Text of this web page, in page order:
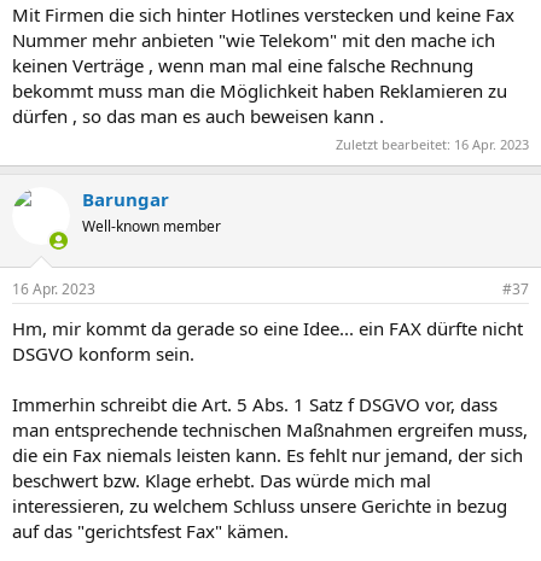
Mit Firmen die sich hinter Hotlines verstecken und keine Fax
Nummer mehr anbieten "wie Telekom" mit den mache ich
keinen Verträge , wenn man mal eine falsche Rechnung
bekommt muss man die Möglichkeit haben Reklamieren zu
dürfen , so das man es auch beweisen kann .
Zuletzt bearbeitet: 16 Apr. 2023
Barungar
Well-known member
16 Apr. 2023 #37
Hm, mir kommt da gerade so eine Idee... ein FAX dürfte nicht
DSGVO konform sein.
Immerhin schreibt die Art. 5 Abs. 1 Satz f DSGVO vor, dass
man entsprechende technischen Maßnahmen ergreifen muss,
die ein Fax niemals leisten kann. Es fehlt nur jemand, der sich
beschwert bzw. Klage erhebt. Das würde mich mal
interessieren, zu welchem Schluss unsere Gerichte in bezug
auf das "gerichtsfest Fax" kämen.